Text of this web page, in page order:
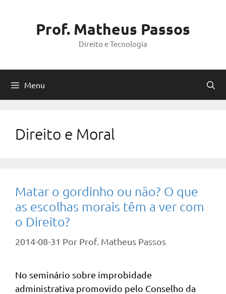
Prof. Matheus Passos
Direito e Tecnologia
Menu
Direito e Moral
Matar o gordinho ou não? O que
as escolhas morais têm a ver com
o Direito?
2014-08-31 Por Prof. Matheus Passos
No seminário sobre improbidade
administrativa promovido pelo Conselho da